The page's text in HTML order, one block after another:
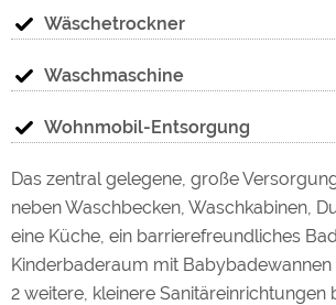
Wäschetrockner
Waschmaschine
Wohnmobil-Entsorgung
Das zentral gelegene, große
neben Waschbecken, Waschkabinen,
eine Küche, ein barrierefreundliches
Kinderbaderaum mit Babybadewannen
2 weitere, kleinere Sanitäreinrichtungen